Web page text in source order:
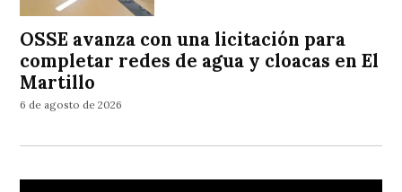
OSSE avanza con una licitación para
completar redes de agua y cloacas en El
Martillo
6 de agosto de 2026